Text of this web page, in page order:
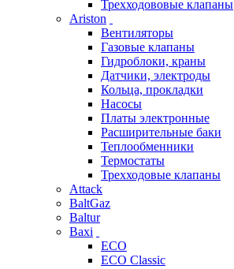
Трехходововые клапаны
Ariston
Вентиляторы
Газовые клапаны
Гидроблоки, краны
Датчики, электроды
Кольца, прокладки
Насосы
Платы электронные
Расширительные баки
Теплообменники
Термостаты
Трехходовые клапаны
Attack
BaltGaz
Baltur
Baxi
ECO
ECO Classic